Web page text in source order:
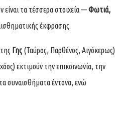
τα τέσσερα στοιχεία —Φωτιά,
έκφρασης.
Γης (Ταύρος, Παρθένος, Αιγόκερως)
εκτιμούν την επικοινωνία, την
συναισθήματα έντονα, ενώ